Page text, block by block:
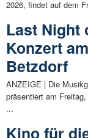
2026, findet auf dem
Last Night
Konzert
Betzdorf
ANZEIGE | Die
präsentiert am
...
Kino für